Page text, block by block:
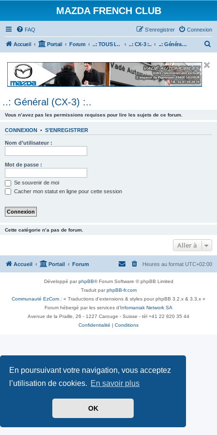
En poursuivant votre navigation, vous acceptez
l’utilisation de cookies. En savoir plus
OK
MAZDA FRENCH CLUB
FAQ Connexion
S’enregistrer
Accueil Portail Forum ..: TOUS les Véhicules MAZDA :.. ..: CX-3 :.. ..: Général (CX-3) :..
e
..: Général (CX-3) :..
Vous n’avez pas les permissions requises pour lire les sujets de ce forum.
CONNEXION • S’ENREGISTRER
Nom d’utilisateur :
Mot de passe :
Se souvenir de moi
Cacher mon statut en ligne pour cette session
Cette catégorie n’a pas de forum.
Aller à
Accueil Portail Forum Heures au format UTC+02:00
Développé parphpBB® Forum Software © phpBB Limited
Traduit parphpBB-fr.com
Communauté EzCom : « Traductions d'extensions & styles pour phpBB 3.2.x & 3.3.x »
Forum hébergé par les services d’ Infomaniak Network SA
Avenue de la Praille, 26 - 1227 Carouge - Suisse - tél +41 22 820 35 44
Confidentialité
Conditions